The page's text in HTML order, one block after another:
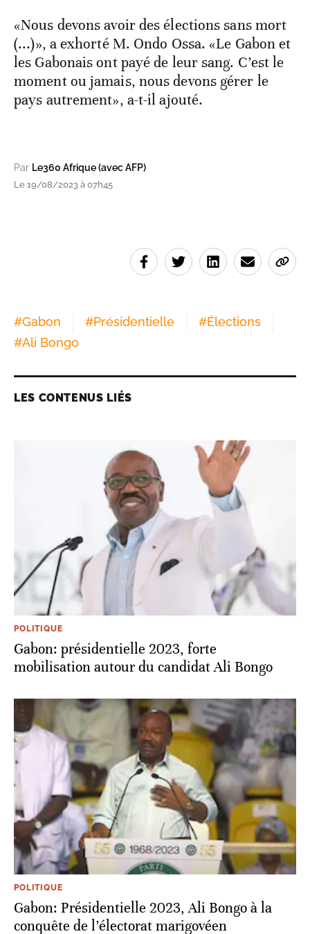
«Nous devons avoir des élections sans mort
(...)», a exhorté M. Ondo Ossa. «Le Gabon et
les Gabonais ont payé de leur sang. C’est le
moment ou jamais, nous devons gérer le
pays autrement», a-t-il ajouté.
Par Le360 Afrique (avec AFP)
Le 19/08/2023 à 07h45
#Gabon #Présidentielle #Élections
#Ali Bongo
LES CONTENUS LIÉS
POLITIQUE
Gabon: présidentielle 2023, forte
mobilisation autour du candidat Ali Bongo
POLITIQUE
Gabon: Présidentielle 2023, Ali Bongo à la
conquête de l’électorat marigovéen